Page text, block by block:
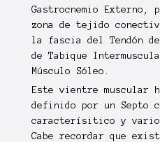
Gastrocnemio Externo,
zona de tejido
la fascia del Tendón
de Tabique
Músculo Sóleo.
Este vientre muscular
definido por un Septo
caracterísitico y
Cabe recordar que